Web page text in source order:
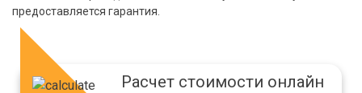
предоставляется гарантия.
Расчет стоимости онлайн